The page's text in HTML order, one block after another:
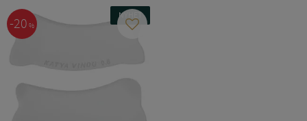
20 %
NYHET
Lägg till i favoriter